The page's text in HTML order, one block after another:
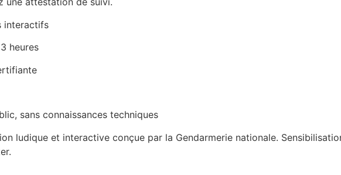
interactifs
heures
sans connaissances techniques
ludique et interactive conçue par la Gendarmerie nationale.